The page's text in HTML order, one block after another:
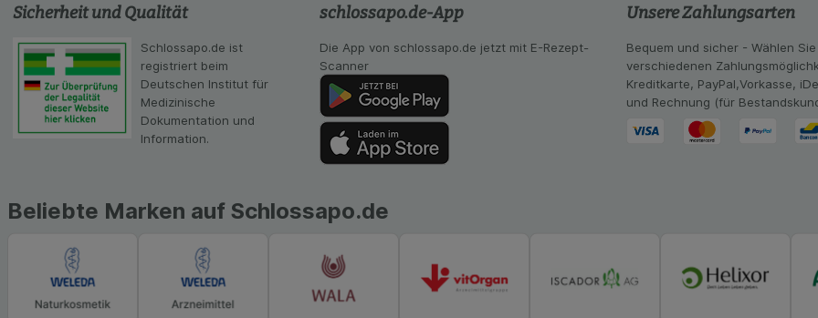
gestalten. Bitte beachten Sie, dass Daten hierfür teilweise an Dritte wie z.B.
Sicherheit und Qualität
Schlossapo.de ist
registriert beim
Deutschen Institut für
Medizinische
Dokumentation und
Information.
schlossapo.de-App
Die App von schlossapo.de jetzt mit E-Rezept-
Scanner
Unsere Zahlungsarten
Bequem und sicher - Wählen
verschiedenen
Kreditkarte, PayPal,Vorkasse,
und Rechnung (für
Beliebte Marken auf Schlossapo.de